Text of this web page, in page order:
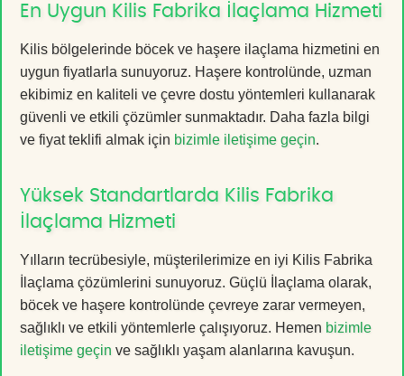
En Uygun Kilis Fabrika İlaçlama Hizmeti
Kilis bölgelerinde böcek ve haşere ilaçlama hizmetini en
uygun fiyatlarla sunuyoruz. Haşere kontrolünde, uzman
ekibimiz en kaliteli ve çevre dostu yöntemleri kullanarak
güvenli ve etkili çözümler sunmaktadır. Daha fazla bilgi
ve fiyat teklifi almak için bizimle iletişime geçin.
Yüksek Standartlarda Kilis Fabrika
İlaçlama Hizmeti
Yılların tecrübesiyle, müşterilerimize en iyi Kilis Fabrika
İlaçlama çözümlerini sunuyoruz. Güçlü İlaçlama olarak,
böcek ve haşere kontrolünde çevreye zarar vermeyen,
sağlıklı ve etkili yöntemlerle çalışıyoruz. Hemen bizimle
iletişime geçin ve sağlıklı yaşam alanlarına kavuşun.